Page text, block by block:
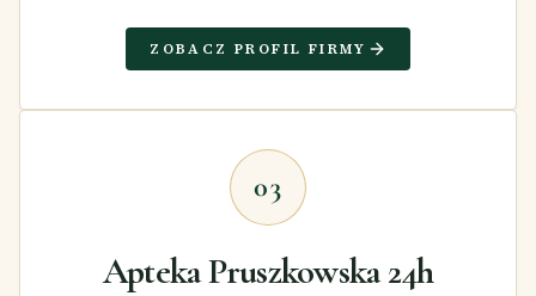
ZOBACZ PROFIL FIRMY
03
Apteka Pruszkowska 24h